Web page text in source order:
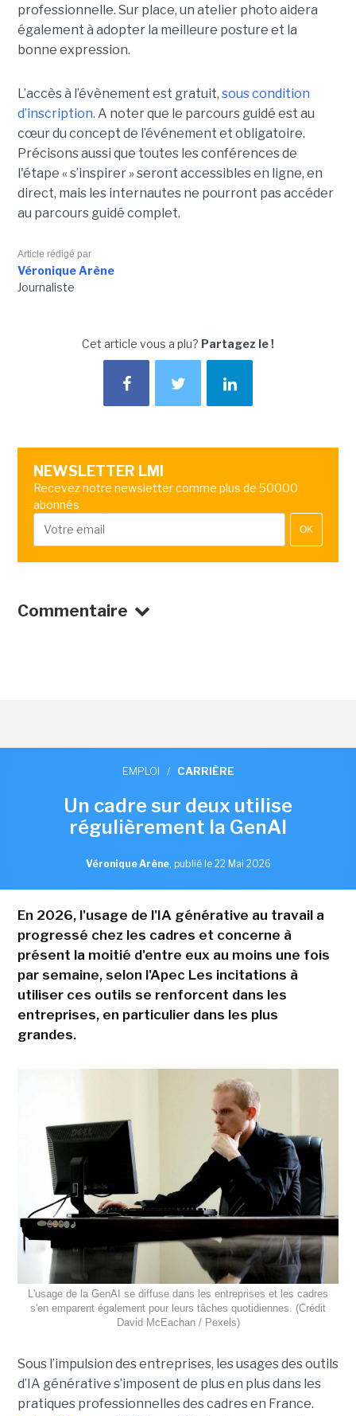
professionnelle. Sur place, un atelier photo aidera
également à adopter la meilleure posture et la
bonne expression.
L’accès à l’évènement est gratuit, sous condition
d’inscription. A noter que le parcours guidé est au
cœur du concept de l’événement et obligatoire.
Précisons aussi que toutes les conférences de
l'étape « s’inspirer » seront accessibles en ligne, en
direct, mais les internautes ne pourront pas accéder
au parcours guidé complet.
Article rédigé par
Véronique Arène
Journaliste
Cet article vous a plu? Partagez le !
NEWSLETTER LMI
Recevez notre newsletter comme plus de 50000
abonnés
OK
Commentaire
EMPLOI / CARRIÈRE
Un cadre sur deux utilise
régulièrement la GenAI
Véronique Arène, publié le 22 Mai 2026
En 2026, l'usage de l'IA générative au travail a
progressé chez les cadres et concerne à
présent la moitié d'entre eux au moins une fois
par semaine, selon l'Apec Les incitations à
utiliser ces outils se renforcent dans les
entreprises, en particulier dans les plus
grandes.
L'usage de la GenAI se diffuse dans les entreprises et les cadres
s'en emparent également pour leurs tâches quotidiennes. (Crédit
David McEachan / Pexels)
Sous l’impulsion des entreprises, les usages des outils
d’IA générative s’imposent de plus en plus dans les
pratiques professionnelles des cadres en France.